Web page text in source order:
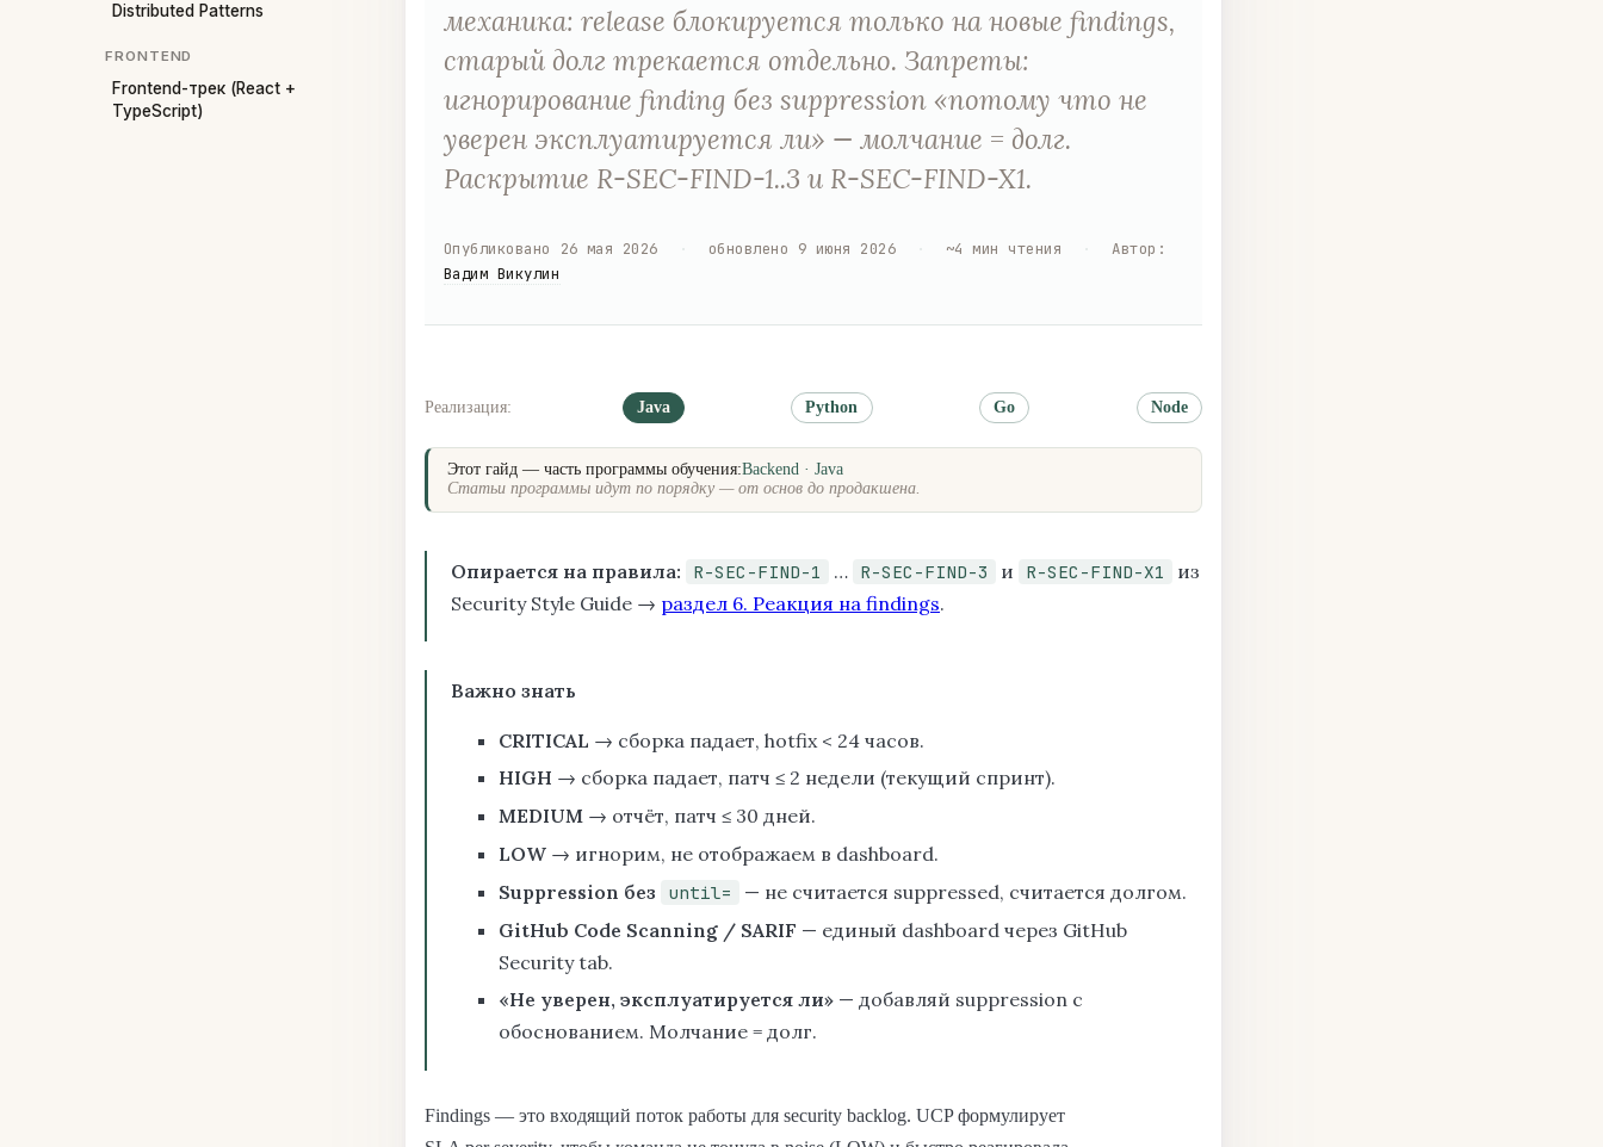
Distributed Patterns
FRONTEND
Frontend-трек (React +
TypeScript)
механика: release блокируется только на новые findings,
старый долг трекается отдельно. Запреты:
игнорирование finding без suppression «потому что не
уверен эксплуатируется ли» — молчание = долг.
Раскрытие R-SEC-FIND-1..3 и R-SEC-FIND-X1.
Опубликовано 26 мая 2026 обновлено 9 июня 2026 ~4 мин чтения Автор :
Вадим Викулин
Реализация: Java Python Go Node
Этот гайд — часть программы обучения:Backend · Java
Статьи программы идут по порядку — от основ до продакшена.
Опирается на правила: R-SEC-FIND-1 … R-SEC-FIND-3 и R-SEC-FIND-X1
из
Security Style Guide → раздел 6. Реакция на findings.
Важно знать
CRITICAL → сборка падает, hotfix < 24 часов.
HIGH → сборка падает, патч ≤ 2 недели (текущий спринт).
MEDIUM → отчёт, патч ≤ 30 дней.
LOW → игнорим, не отображаем в dashboard.
Suppression без
until=
— не считается suppressed, считается долгом.
GitHub Code Scanning / SARIF — единый dashboard через GitHub
Security tab.
«Не уверен, эксплуатируется ли» — добавляй suppression с
обоснованием. Молчание = долг.
Findings — это входящий поток работы для security backlog. UCP формулирует